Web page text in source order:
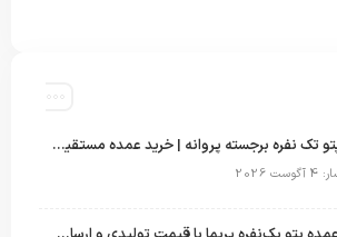
قیمت پتو تک نفره برجسته پروانه | خرید عمده مستقیم با بهترین قیمت بازار
2026